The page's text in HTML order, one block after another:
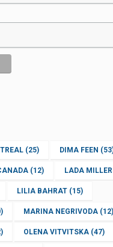
(25) DIMA FEEN
(12) LADA MILLER
LILIA BAHRAT (15)
MARINA NEGRIVODA (12)
OLENA VITVITSKA (47)